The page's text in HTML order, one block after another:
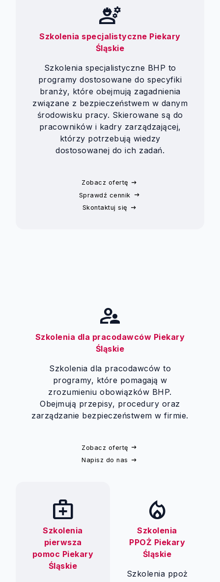
engineering
Szkolenia specjalistyczne Piekary
Śląskie
Szkolenia specjalistyczne BHP to
programy dostosowane do specyfiki
branży, które obejmują zagadnienia
związane z bezpieczeństwem w danym
środowisku pracy. Skierowane są do
pracowników i kadry zarządzającej,
którzy potrzebują wiedzy
dostosowanej do ich zadań.
Zobacz ofertę
Sprawdź cennik
Skontaktuj się
supervisor_account
Szkolenia dla pracodawców Piekary
Śląskie
Szkolenia dla pracodawców to
programy, które pomagają w
zrozumieniu obowiązków BHP.
Obejmują przepisy, procedury oraz
zarządzanie bezpieczeństwem w firmie.
Zobacz ofertę
Napisz do nas
medical_services
Szkolenia
pierwsza
pomoc Piekary
Śląskie
local_fire_department
Szkolenia
PPOŻ Piekary
Śląskie
Szkolenia ppoż